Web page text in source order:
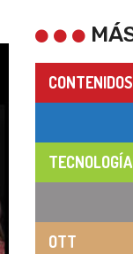
CONTENIDOS
TECNOLOGÍA
OTT